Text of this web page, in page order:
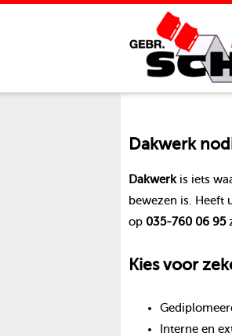
Dakwerk
Dakwerkis iets
bewezen is. Heeft
op 035-760 06 95
Kies voor
Interne en